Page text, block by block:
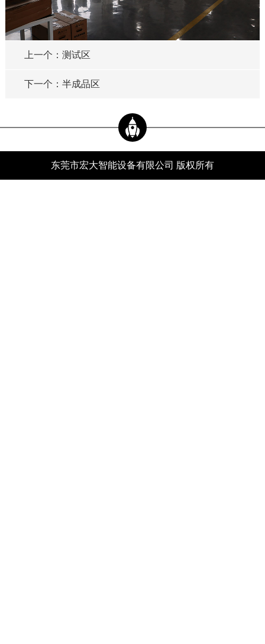
上一个：测试区
下一个：半成品区
东莞市宏大智能设备有限公司 版权所有